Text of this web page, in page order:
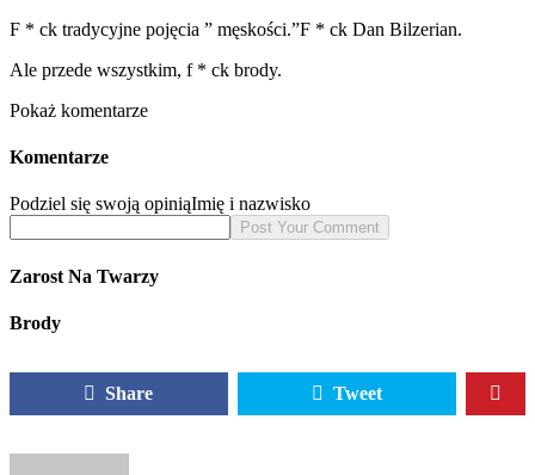
F * ck tradycyjne pojęcia ” męskości.”F * ck Dan Bilzerian.
Ale przede wszystkim, f * ck brody.
Pokaż komentarze
Komentarze
Podziel się swoją opiniąImię i nazwisko
Zarost Na Twarzy
Brody
Share Tweet